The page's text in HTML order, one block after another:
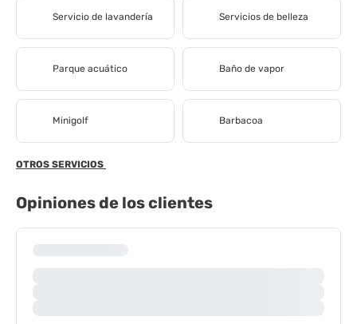
Servicio de lavandería Servicios de belleza
Parque acuático Baño de vapor
Minigolf Barbacoa
OTROS SERVICIOS
Opiniones de los clientes